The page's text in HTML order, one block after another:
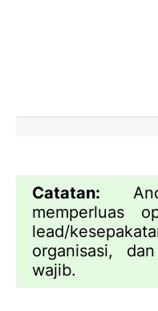
Catatan:
memperluas
lead/
organisasi,
wajib.